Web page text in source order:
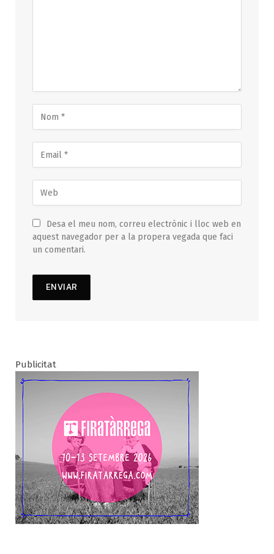
Desa el meu nom, correu electrònic i lloc web en
aquest navegador per a la propera vegada que faci
un comentari.
Publicitat